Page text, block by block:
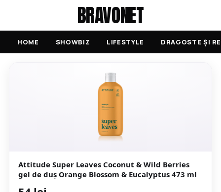
BRAVONET
HOME SHOWBIZ LIFESTYLE DRAGOSTE ȘI
Attitude Super Leaves Coconut & Wild Berries
gel de duș Orange Blossom & Eucalyptus 473 ml